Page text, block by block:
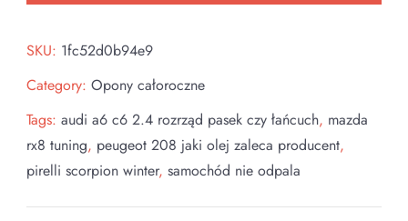
SKU: 1fc52d0b94e9
Category: Opony całoroczne
Tags: audi a6 c6 2.4 rozrząd pasek czy łańcuch, mazda
rx8 tuning, peugeot 208 jaki olej zaleca producent,
pirelli scorpion winter, samochód nie odpala